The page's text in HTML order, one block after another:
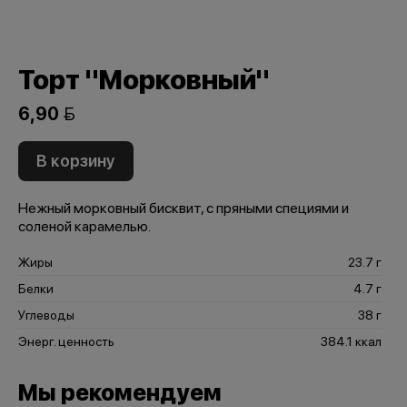
Торт "Морковный"
6,90 
В корзину
Нежный морковный бисквит, с пряными специями и
соленой карамелью.
Жиры
23.7 г
Белки
4.7 г
Углеводы
38 г
Энерг. ценность
384.1 ккал
Мы рекомендуем